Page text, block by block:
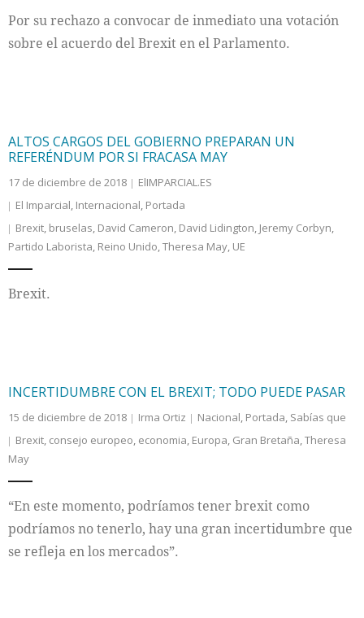
Por su rechazo a convocar de inmediato una votación
sobre el acuerdo del Brexit en el Parlamento.
ALTOS CARGOS DEL GOBIERNO PREPARAN UN
REFERÉNDUM POR SI FRACASA MAY
17 de diciembre de 2018
ElIMPARCIAL.ES
El Imparcial, Internacional, Portada
Brexit, bruselas, David Cameron, David Lidington, Jeremy Corbyn,
Partido Laborista, Reino Unido,Theresa May, UE
Brexit.
INCERTIDUMBRE CON EL BREXIT; TODO PUEDE PASAR
15 de diciembre de 2018 Irma Ortiz Nacional, Portada, Sabías que
Brexit, consejo europeo, economia, Europa, Gran Bretaña,Theresa
May
“En este momento, podríamos tener brexit como
podríamos no tenerlo, hay una gran incertidumbre que
se refleja en los mercados”.